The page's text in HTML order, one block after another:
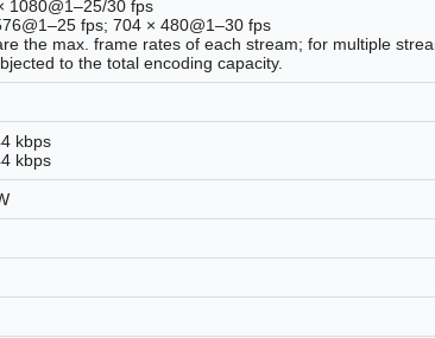
1080@1–25/30 fps
fps; 704 × 480@1–30 fps
the max. frame rates of each stream; for multiple
to the total encoding capacity.
kbps
kbps